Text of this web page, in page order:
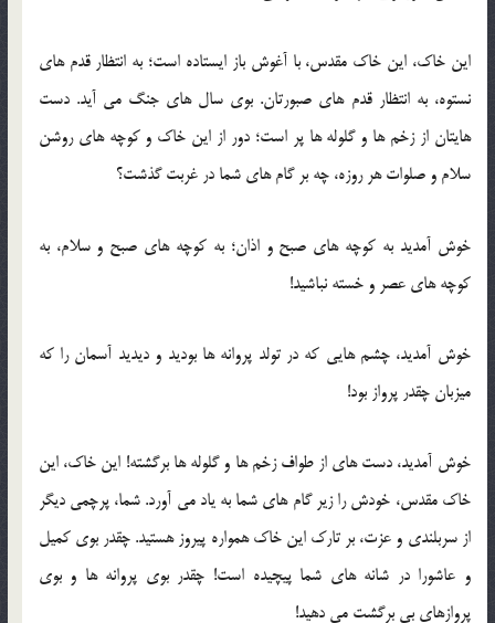
این خاک، این خاک مقدس، با آغوش باز ایستاده است؛ به انتظار قدم های
نستوه، به انتظار قدم های صبورتان. بوی سال های جنگ می آید. دست
هایتان از زخم ها و گلوله ها پر است؛ دور از این خاک و کوچه های روشن
سلام و صلوات هر روزه، چه بر گام های شما در غربت گذشت؟
خوش آمدید به کوچه های صبح و اذان؛ به کوچه های صبح و سلام، به
کوچه های عصر و خسته نباشید!
خوش آمدید، چشم هایی که در تولد پروانه ها بودید و دیدید آسمان را که
میزبان چقدر پرواز بود!
خوش آمدید، دست های از طواف زخم ها و گلوله ها برگشته! این خاک، این
خاک مقدس، خودش را زیر گام های شما به یاد می آورد. شما، پرچمی دیگر
از سربلندی و عزت، بر تارک این خاک همواره پیروز هستید. چقدر بوی کمیل
و عاشورا در شانه های شما پیچیده است! چقدر بوی پروانه ها و بوی
پروازهای بی برگشت می دهید!